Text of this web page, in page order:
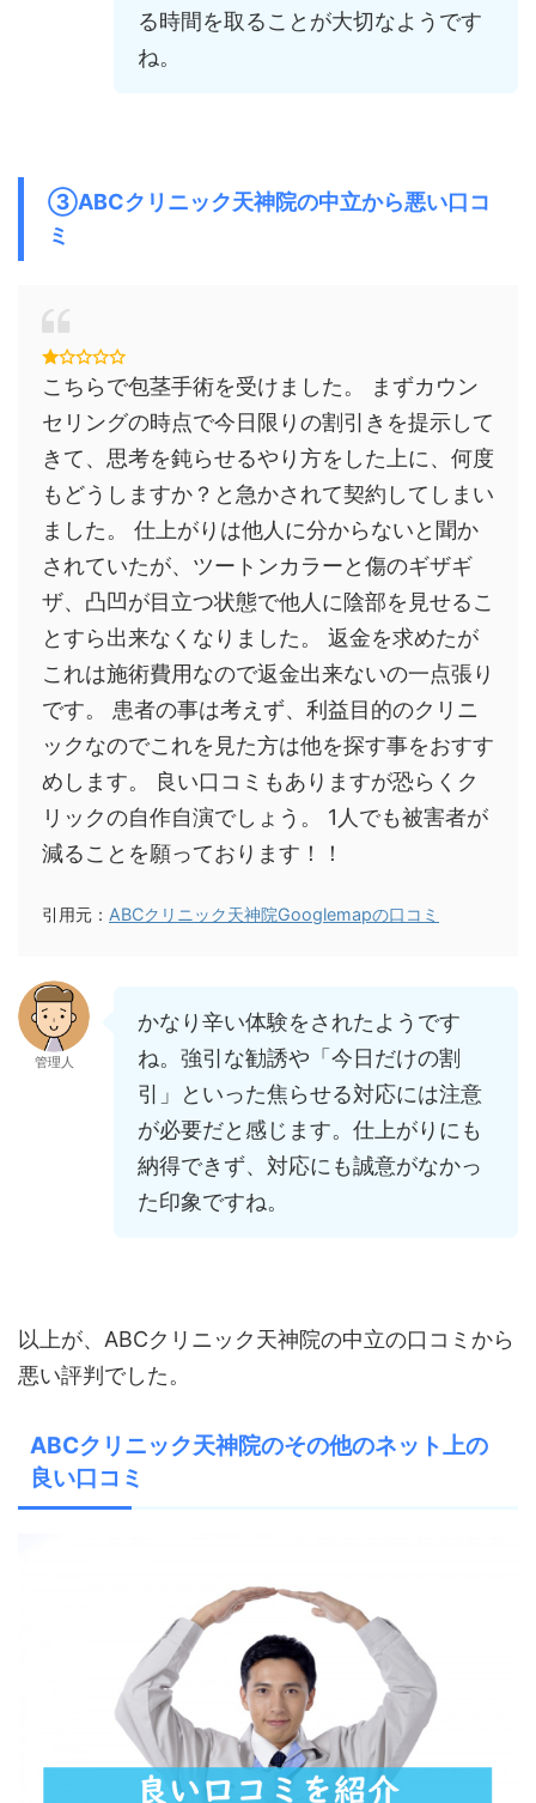
る時間を取ることが大切なようです
ね。
③ABCクリニック天神院の中立から悪い口コ
ミ
こちらで包茎手術を受けました。 まずカウン
セリングの時点で今日限りの割引きを提示して
きて、思考を鈍らせるやり方をした上に、何度
もどうしますか？と急かされて契約してしまい
ました。 仕上がりは他人に分からないと聞か
されていたが、ツートンカラーと傷のギザギ
ザ、凸凹が目立つ状態で他人に陰部を見せるこ
とすら出来なくなりました。 返金を求めたが
これは施術費用なので返金出来ないの一点張り
です。 患者の事は考えず、利益目的のクリニ
ックなのでこれを見た方は他を探す事をおすす
めします。 良い口コミもありますが恐らくク
リックの自作自演でしょう。 1人でも被害者が
減ることを願っております！！
引用元： ABCクリニック天神院Googlemapの口コミ
管理人
かなり辛い体験をされたようです
ね。強引な勧誘や「今日だけの割
引」といった焦らせる対応には注意
が必要だと感じます。仕上がりにも
納得できず、対応にも誠意がなかっ
た印象ですね。
以上が、ABCクリニック天神院の中立の口コミから
悪い評判でした。
ABCクリニック天神院のその他のネット上の
良い口コミ